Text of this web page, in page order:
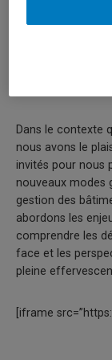
technique et de
l’énergie est une
contribue de
Dans le contexte
nous avons le
invités pour nous
nouveaux modes
gestion des
abordons les
comprendre les
face et les
pleine
[iframe